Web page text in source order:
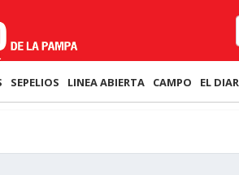
SEPELIOS LINEA ABIERTA CAMPO EL